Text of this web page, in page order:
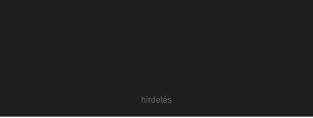
hirdetés